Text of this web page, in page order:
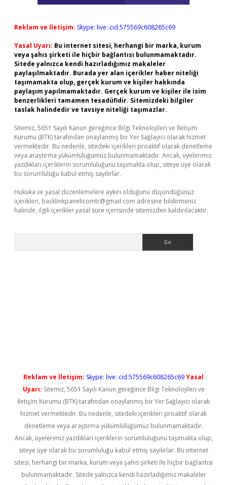
Reklam ve İletişim: Skype: live:.cid.575569c608265c69
Yasal Uyarı: Bu internet sitesi, herhangi bir marka, kurum
veya şahıs şirketi ile hiçbir bağlantısı bulunmamaktadır.
Sitede yalnızca kendi hazırladığımız makaleler
paylaşılmaktadır. Burada yer alan içerikler haber niteliği
taşımamakta olup, gerçek kurum ve kişiler hakkında
paylaşım yapılmamaktadır. Gerçek kurum ve kişiler ile isim
benzerlikleri tamamen tesadüfidir. Sitemizdeki bilgiler
taslak halindedir ve tavsiye niteliği taşımazlar.
Sitemiz, 5651 Sayılı Kanun gereğince Bilgi Teknolojileri ve İletişim
Kurumu (BTK) tarafından onaylanmış bir Yer Sağlayıcı olarak hizmet
vermektedir. Bu nedenle, sitedeki içerikleri proaktif olarak denetleme
veya araştırma yükümlülüğümüz bulunmamaktadır. Ancak, üyelerimiz
yazdıkları içeriklerin sorumluluğunu taşımakta olup, siteye üye olarak
bu sorumluluğu kabul etmiş sayılırlar.
Hukuka ve yasal düzenlemelere aykırı olduğunu düşündüğünüz
içerikleri, backlinkpanelicomtr@gmail.com adresine bildirmeniz
halinde, ilgili içerikler yasal süre içerisinde sitemizden kaldırılacaktır.
Reklam ve İletişim: Skype: live:.cid.575569c608265c69Yasal
Uyarı: Sitemiz, 5651 Sayılı Kanun gereğince Bilgi Teknolojileri ve
İletişim Kurumu (BTK) tarafından onaylanmış bir Yer Sağlayıcı olarak
hizmet vermektedir. Bu nedenle, sitedeki içerikleri proaktif olarak
denetleme veya araştırma yükümlülüğümüz bulunmamaktadır.
Ancak, üyelerimiz yazdıkları içeriklerin sorumluluğunu taşımakta olup,
siteye üye olarak bu sorumluluğu kabul etmiş sayılırlar. Bu internet
sitesi, herhangi bir marka, kurum veya şahıs şirketi ile hiçbir bağlantısı
bulunmamaktadır. Sitede yalnızca kendi hazırladığımız makaleler